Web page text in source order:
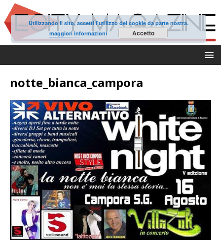
notte_bianca_campora
Utilizzando il sito, accetti l'utilizzo dei cookie da parte nostra.
maggiori informazioni
Accetto